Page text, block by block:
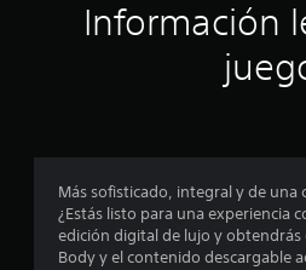
Información
Más sofisticado, integral y de
¿Estás listo para una experiencia
edición digital de lujo y obtendrás
Body y el contenido descargable